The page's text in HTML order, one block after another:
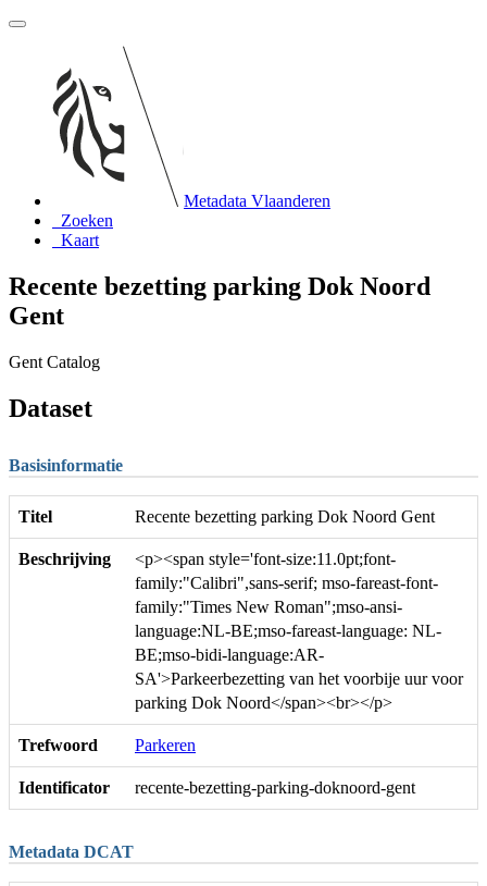
Metadata Vlaanderen
Zoeken
Kaart
Recente bezetting parking Dok Noord
Gent
Gent Catalog
Dataset
Basisinformatie
Titel Recente bezetting parking Dok Noord Gent
Beschrijving
<p><span style='font-size:11.0pt;font-
family:"Calibri",sans-serif; mso-fareast-font-
family:"Times New Roman";mso-ansi-
language:NL-BE;mso-fareast-language: NL-
BE;mso-bidi-language:AR-
SA'>Parkeerbezetting van het voorbije uur voor
parking Dok Noord</span><br></p>
Trefwoord Parkeren
Identificator recente-bezetting-parking-doknoord-gent
Metadata DCAT